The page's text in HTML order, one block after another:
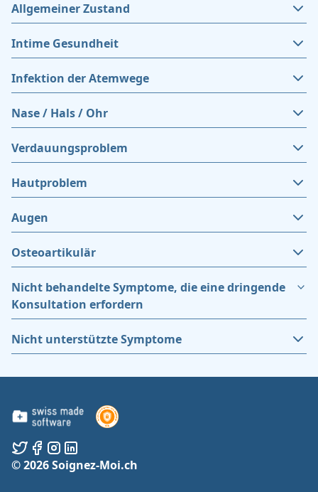
Allgemeiner Zustand
Intime Gesundheit
Infektion der Atemwege
Nase / Hals / Ohr
Verdauungsproblem
Hautproblem
Augen
Osteoartikulär
Nicht behandelte Symptome, die eine dringende
Konsultation erfordern
Nicht unterstützte Symptome
© 2026 Soignez-Moi.ch